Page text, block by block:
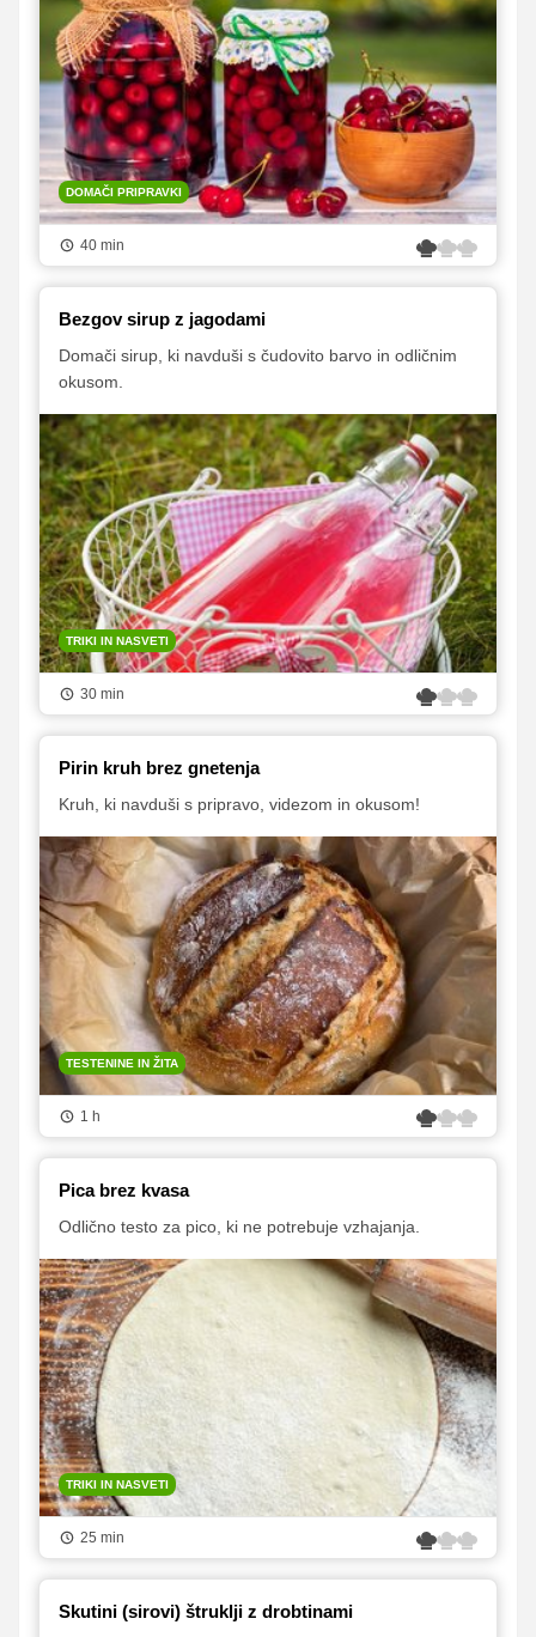
DOMAČI PRIPRAVKI
40 min
Bezgov sirup z jagodami
Domači sirup, ki navduši s čudovito barvo in odličnim
okusom.
TRIKI IN NASVETI
30 min
Pirin kruh brez gnetenja
Kruh, ki navduši s pripravo, videzom in okusom!
TESTENINE IN ŽITA
1 h
Pica brez kvasa
Odlično testo za pico, ki ne potrebuje vzhajanja.
TRIKI IN NASVETI
25 min
Skutini (sirovi) štruklji z drobtinami